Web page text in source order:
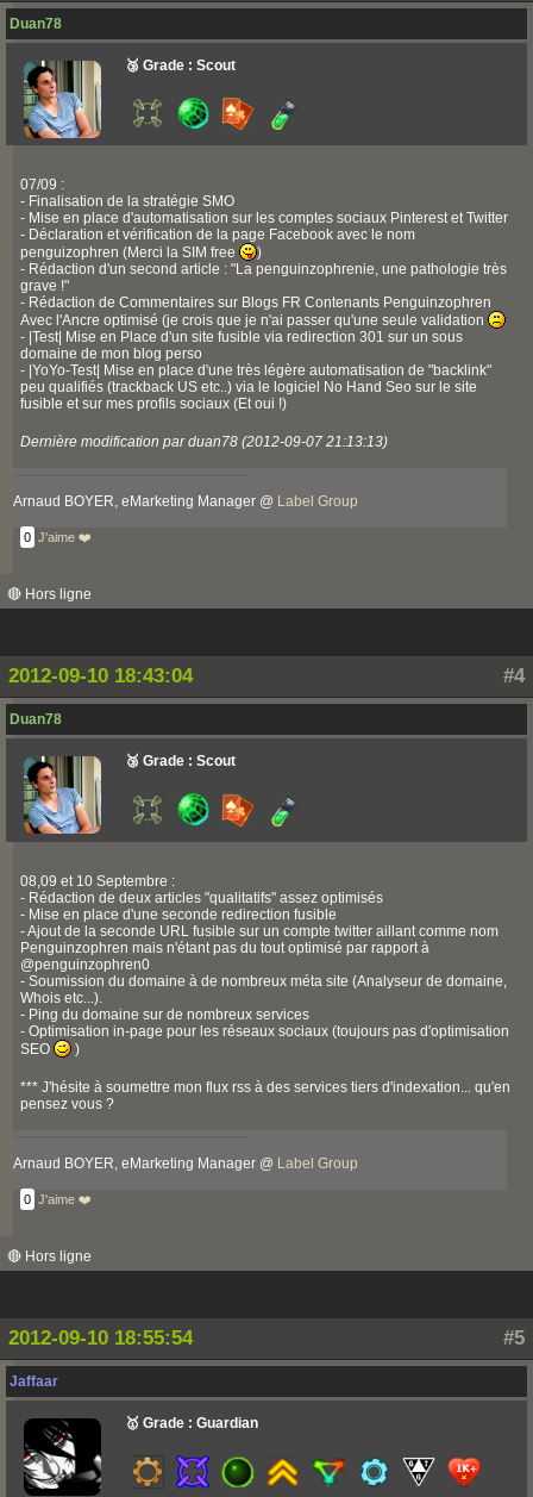
Duan78
🥉 Grade : Scout
07/09 :
- Finalisation de la stratégie SMO
- Mise en place d'automatisation sur les comptes sociaux Pinterest et Twitter
- Déclaration et vérification de la page Facebook avec le nom
penguizophren (Merci la SIM free
)
- Rédaction d'un second article : "La penguinzophrenie, une pathologie très
grave !"
- Rédaction de Commentaires sur Blogs FR Contenants Penguinzophren
Avec l'Ancre optimisé (je crois que je n'ai passer qu'une seule validation
- |Test| Mise en Place d'un site fusible via redirection 301 sur un sous
domaine de mon blog perso
- |YoYo-Test| Mise en place d'une très légère automatisation de "backlink"
peu qualifiés (trackback US etc..) via le logiciel No Hand Seo sur le site
fusible et sur mes profils sociaux (Et oui !)
Dernière modification par duan78 (2012-09-07 21:13:13)
Arnaud BOYER, eMarketing Manager @ Label Group
0 J'aime ❤️
🔴 Hors ligne
#4
2012-09-10 18:43:04
Duan78
🥉 Grade : Scout
08,09 et 10 Septembre :
- Rédaction de deux articles "qualitatifs" assez optimisés
- Mise en place d'une seconde redirection fusible
- Ajout de la seconde URL fusible sur un compte twitter aillant comme nom
Penguinzophren mais n'étant pas du tout optimisé par rapport à
@penguinzophren0
- Soumission du domaine à de nombreux méta site (Analyseur de domaine,
Whois etc...).
- Ping du domaine sur de nombreux services
- Optimisation in-page pour les réseaux sociaux (toujours pas d'optimisation
SEO
)
*** J'hésite à soumettre mon flux rss à des services tiers d'indexation... qu'en
pensez vous ?
Arnaud BOYER, eMarketing Manager @ Label Group
0 J'aime ❤️
🔴 Hors ligne
#5
2012-09-10 18:55:54
Jaffaar
🥇 Grade : Guardian